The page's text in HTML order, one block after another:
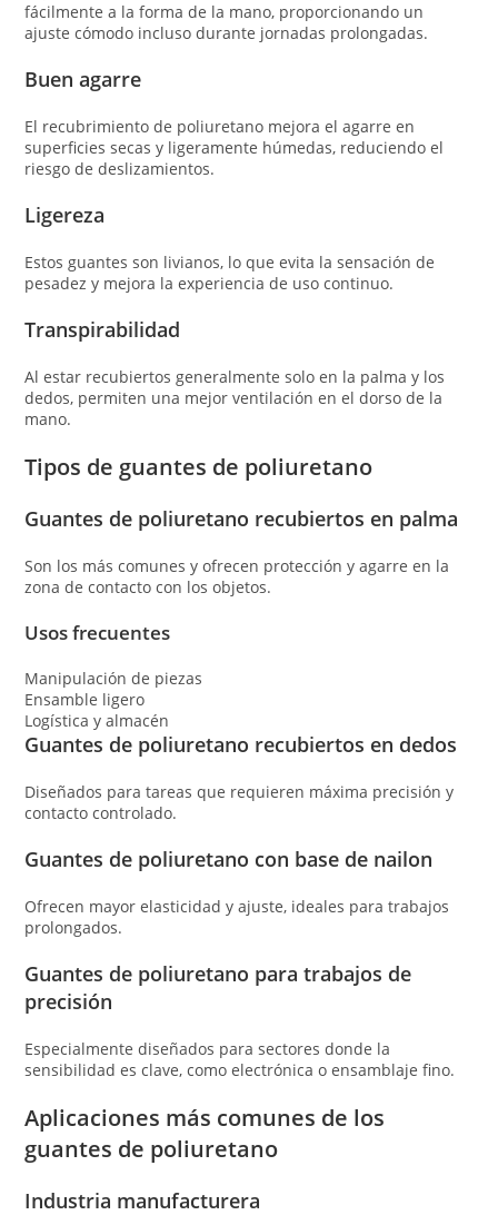
fácilmente a la forma de la mano, proporcionando un
ajuste cómodo incluso durante jornadas prolongadas.
Buen agarre
El recubrimiento de poliuretano mejora el agarre en
superficies secas y ligeramente húmedas, reduciendo el
riesgo de deslizamientos.
Ligereza
Estos guantes son livianos, lo que evita la sensación de
pesadez y mejora la experiencia de uso continuo.
Transpirabilidad
Al estar recubiertos generalmente solo en la palma y los
dedos, permiten una mejor ventilación en el dorso de la
mano.
Tipos de guantes de poliuretano
Guantes de poliuretano recubiertos en palma
Son los más comunes y ofrecen protección y agarre en la
zona de contacto con los objetos.
Usos frecuentes
Manipulación de piezas
Ensamble ligero
Logística y almacén
Guantes de poliuretano recubiertos en dedos
Diseñados para tareas que requieren máxima precisión y
contacto controlado.
Guantes de poliuretano con base de nailon
Ofrecen mayor elasticidad y ajuste, ideales para trabajos
prolongados.
Guantes de poliuretano para trabajos de
precisión
Especialmente diseñados para sectores donde la
sensibilidad es clave, como electrónica o ensamblaje fino.
Aplicaciones más comunes de los
guantes de poliuretano
Industria manufacturera